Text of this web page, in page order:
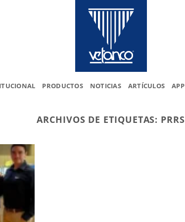
PRODUCTOS NOTICIAS ARTÍCULOS APP
ARCHIVOS DE ETIQUETAS: PRRS